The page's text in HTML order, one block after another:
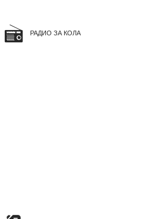
РАДИО ЗА КОЛА